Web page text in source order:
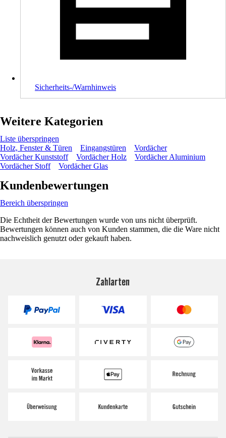
Sicherheits-/Warnhinweis
Weitere Kategorien
Liste überspringen
Holz, Fenster & Türen
Eingangstüren
Vordächer
Vordächer Kunststoff
Vordächer Holz
Vordächer Aluminium
Vordächer Stoff
Vordächer Glas
Kundenbewertungen
Bereich überspringen
Die Echtheit der Bewertungen wurde von uns nicht überprüft.
Bewertungen können auch von Kunden stammen, die die Ware nicht
nachweislich genutzt oder gekauft haben.
Zahlarten